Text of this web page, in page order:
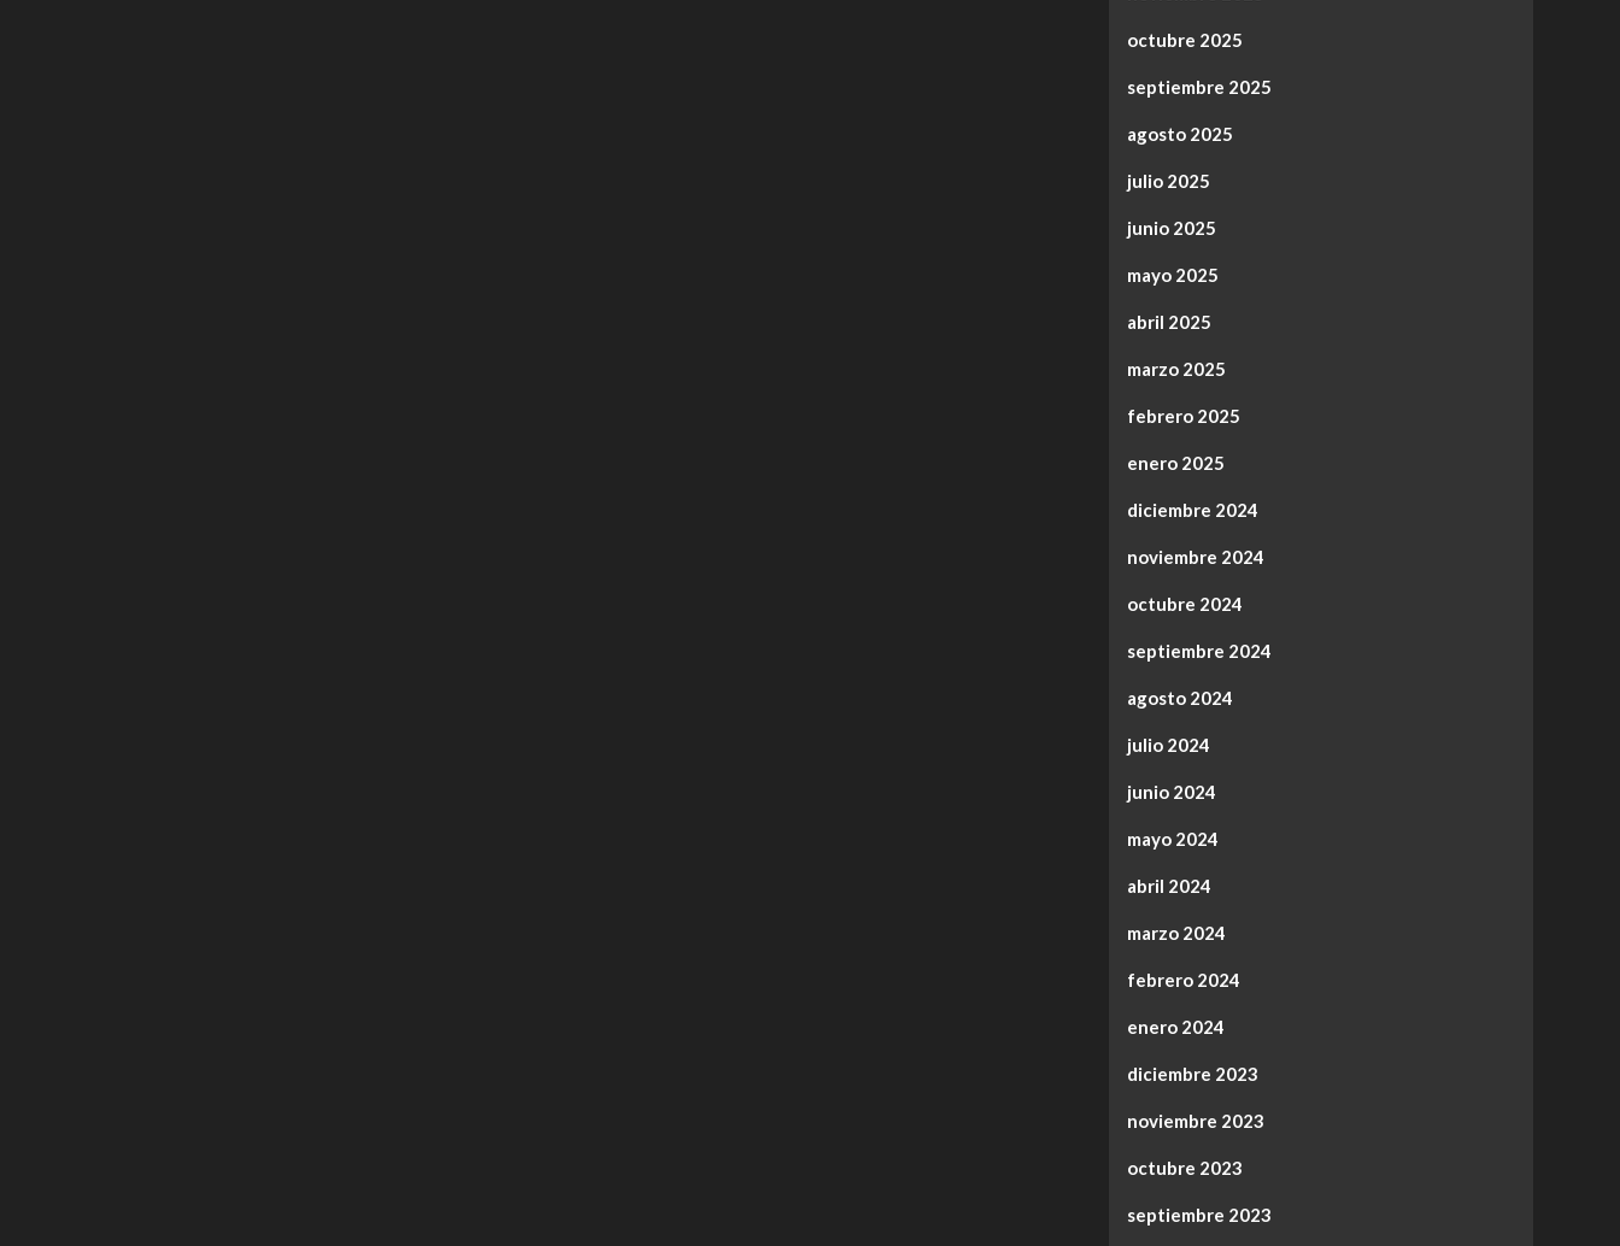
octubre 2025
septiembre 2025
agosto 2025
julio 2025
junio 2025
mayo 2025
abril 2025
marzo 2025
febrero 2025
enero 2025
diciembre 2024
noviembre 2024
octubre 2024
septiembre 2024
agosto 2024
julio 2024
junio 2024
mayo 2024
abril 2024
marzo 2024
febrero 2024
enero 2024
diciembre 2023
noviembre 2023
octubre 2023
septiembre 2023